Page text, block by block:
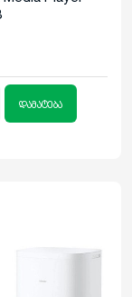
დამატება